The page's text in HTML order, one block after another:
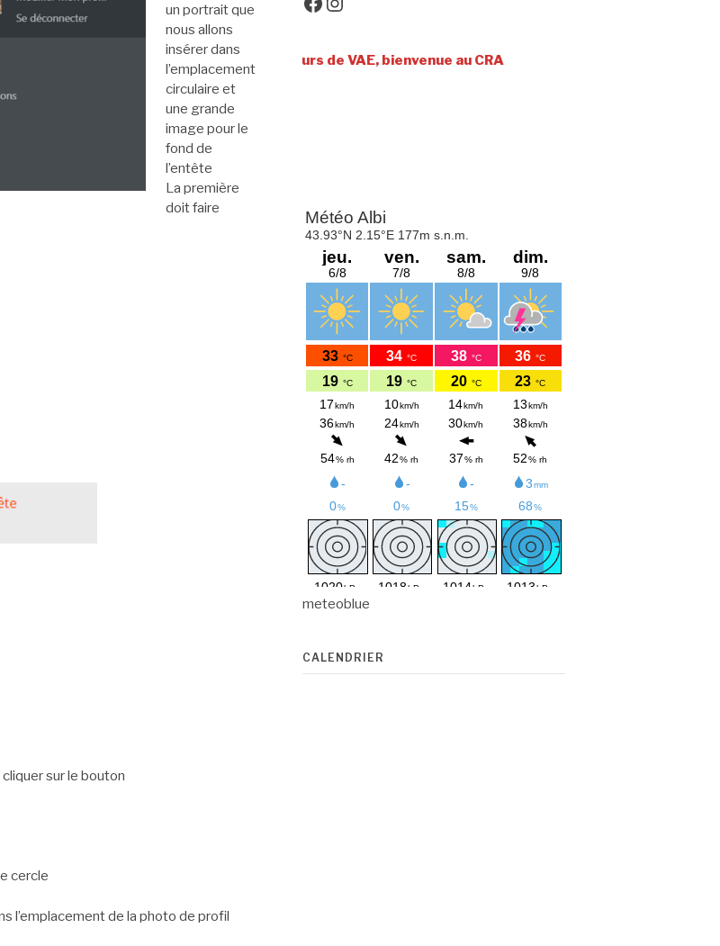
un portrait que
nous allons
insérer dans
l’emplacement
circulaire et
une grande
image pour le
fond de
l’entête
La première
doit faire
sur le bouton
cercle
l’emplacement de la photo de profil
Facebook
Instagram
Utilisateurs de VAE, bienvenue au CRA
meteoblue
CALENDRIER